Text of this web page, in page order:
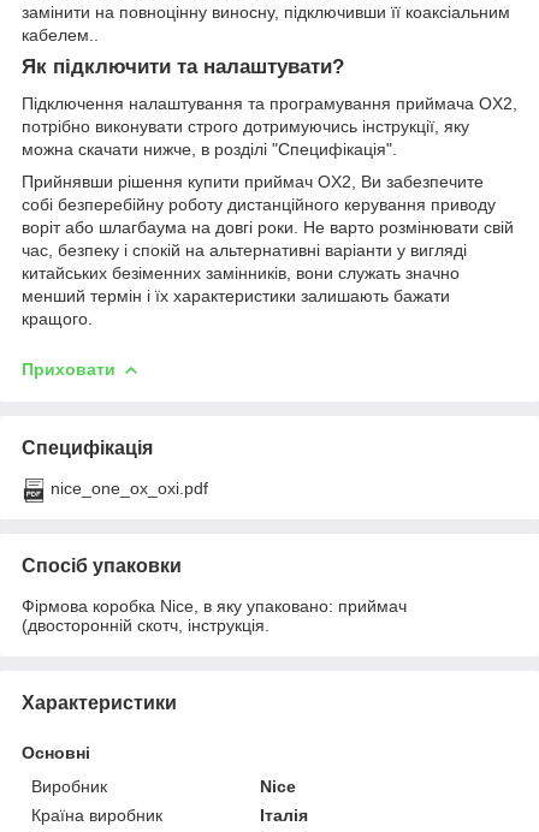
замінити на повноцінну виносну, підключивши її коаксіальним
кабелем..
Як підключити та налаштувати?
Підключення налаштування та програмування приймача OX2,
потрібно виконувати строго дотримуючись інструкції, яку
можна скачати нижче, в розділі "Специфікація".
Прийнявши рішення купити приймач OX2, Ви забезпечите
собі безперебійну роботу дистанційного керування приводу
воріт або шлагбаума на довгі роки. Не варто розмінювати свій
час, безпеку і спокій на альтернативні варіанти у вигляді
китайських безіменних замінників, вони служать значно
менший термін і їх характеристики залишають бажати
кращого.
Приховати
Специфікація
nice_one_ox_oxi.pdf
Спосіб упаковки
Фірмова коробка Nice, в яку упаковано: приймач
(двосторонній скотч, інструкція.
Характеристики
Основні
Виробник
Nice
Країна виробник
Італія